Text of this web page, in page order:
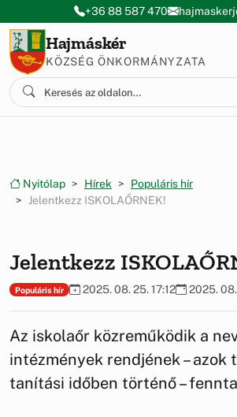
Ugrás a menüre
Ugrás a tartalomra
+36 88 587 470
Hajmáskér
KÖZSÉG ÖNKORMÁNYZATA
Nyitólap Hírek
Populáris hír
Jelentkezz ISKOLAŐRNEK!
Jelentkezz
Populáris hír 2025. 08. 25. 17:12 2025. 08.
Az iskolaőr közreműködik a
intézmények rendjének – azok
tanítási időben történő –